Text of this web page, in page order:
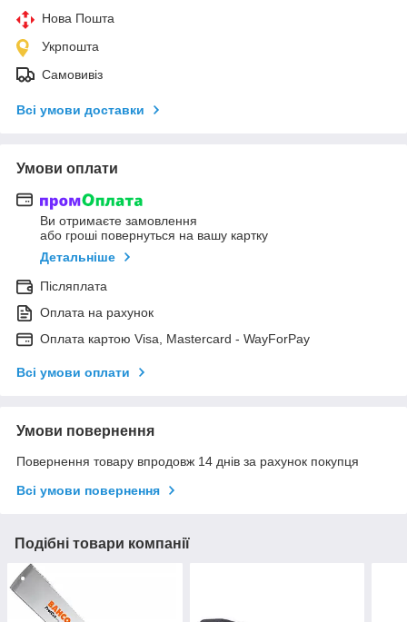
Нова Пошта
Укрпошта
Самовивіз
Всі умови доставки
Умови оплати
Ви отримаєте замовлення
або гроші повернуться на вашу картку
Детальніше
Післяплата
Оплата на рахунок
Оплата картою Visa, Mastercard - WayForPay
Всі умови оплати
Умови повернення
Повернення товару впродовж 14 днів за рахунок покупця
Всі умови повернення
Подібні товари компанії